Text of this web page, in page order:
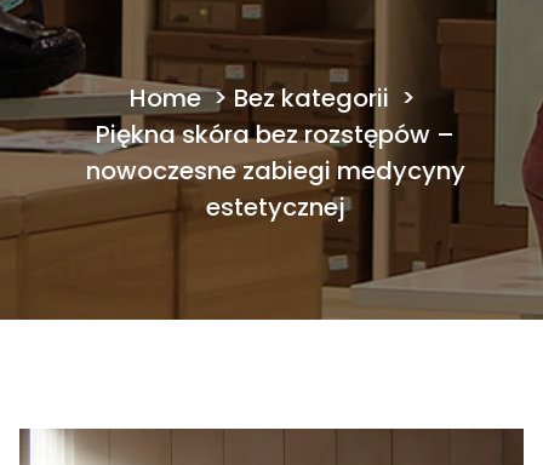
Home> Bez kategorii >
Piękna skóra bez rozstępów –
nowoczesne zabiegi medycyny
estetycznej